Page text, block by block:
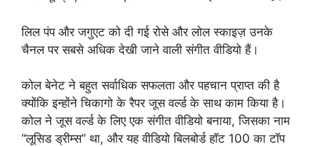
लिल पंप और जगुएट को दी गई रोसे और लोल स्काइज़ उनके
चैनल पर सबसे अधिक देखी जाने वाली संगीत वीडियो हैं।
कोल बेनेट ने बहुत सर्वाधिक सफलता और पहचान प्राप्त की है
क्योंकि इन्होंने चिकागो के रैपर जूस वर्ल्ड के साथ काम किया है।
कोल ने जूस वर्ल्ड के लिए एक संगीत वीडियो बनाया, जिसका नाम
“लूसिड ड्रीम्स” था, और यह वीडियो बिलबोर्ड हॉट 100 का टॉप